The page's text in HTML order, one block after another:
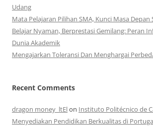
Udang
Mata Pelajaran Pilihan SMA, Kunci Masa Depan
Belajar Nyaman, Berprestasi Gemilang: Peran
Dunia Akademik
Mengajarkan Toleransi Dan Menghargai
Recent Comments
dragon money_ltElon Instituto Politécnico de
Menyediakan Pendidikan Berkualitas di